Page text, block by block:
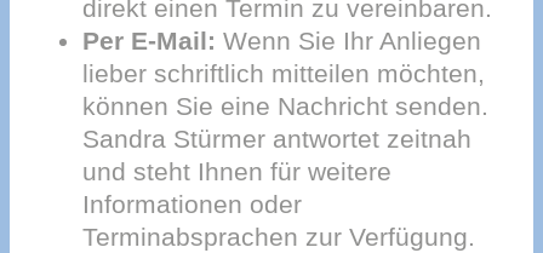
direkt einen Termin zu vereinbaren.
Per E-Mail: Wenn Sie Ihr Anliegen
lieber schriftlich mitteilen möchten,
können Sie eine Nachricht senden.
Sandra Stürmer antwortet zeitnah
und steht Ihnen für weitere
Informationen oder
Terminabsprachen zur Verfügung.